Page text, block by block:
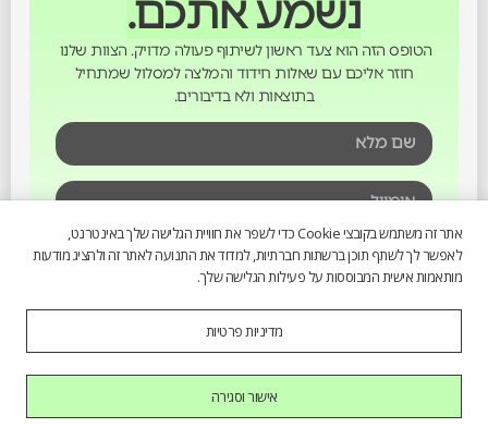
נשמע אתכם.
הטופס הזה הוא צעד ראשון לשיתוף פעולה מדויק. הצוות שלנו
חוזר אליכם עם שאלות חידוד והמלצה למסלול שמתחיל
בתוצאות ולא בדיבורים.
אתר זה משתמש בקובצי Cookie כדי לשפר את חוויית הגלישה שלך באינטרנט,
לאפשר לך לשתף תוכן ברשתות חברתיות, למדוד את התנועה לאתר זה ולהציג מודעות
מותאמות אישית המבוססות על פעילות הגלישה שלך.
מדיניות פרטיות
אישור וסגירה